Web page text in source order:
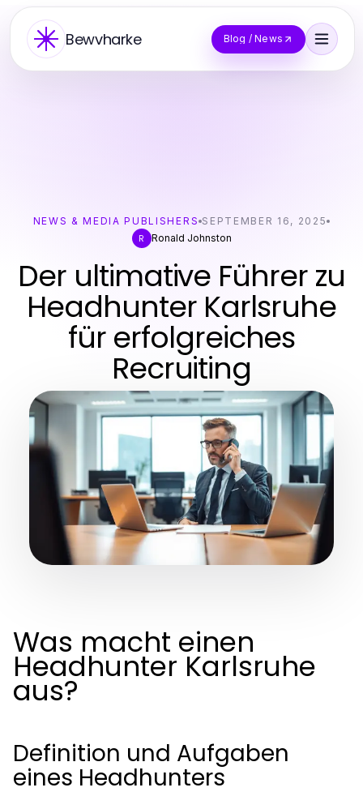
Bewvharke Blog / News
NEWS & MEDIA PUBLISHERS SEPTEMBER 16, 2025
R
Ronald Johnston
Der ultimative Führer zu
Headhunter Karlsruhe
für erfolgreiches
Recruiting
Was macht einen
Headhunter Karlsruhe
aus?
Definition und Aufgaben
eines Headhunters